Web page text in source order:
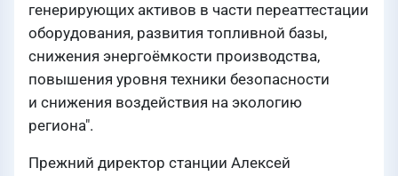
генерирующих активов в части переаттестации
оборудования, развития топливной базы,
снижения энергоёмкости производства,
повышения уровня техники безопасности
и снижения воздействия на экологию
региона".
Прежний директор станции Алексей